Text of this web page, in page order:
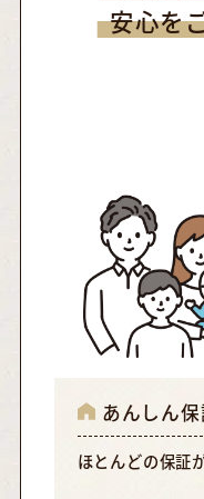
安心を
あんしん保
ほとんどの保証